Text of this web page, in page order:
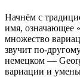
Начнём с
имя, означающее
множество
звучит по-
немецком —
вариации и